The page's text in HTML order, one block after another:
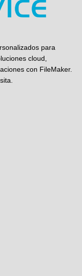
para
cloud,
con FileMaker.